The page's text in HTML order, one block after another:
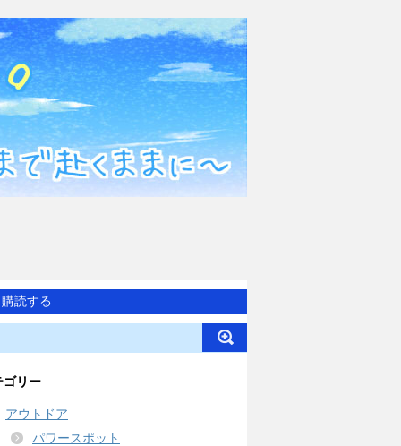
購読する
ゴリー
アウトドア
パワースポット